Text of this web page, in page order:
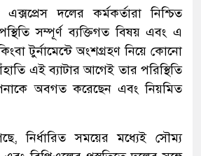
দলের কর্মকর্তারা নিশ্চিত
সম্পূর্ণ ব্যক্তিগত বিষয় এবং এ
টুর্নামেন্টে অংশগ্রহণ নিয়ে কোনো
এই ব্যাটার আগেই তার পরিস্থিতি
অবগত করেছেন এবং নিয়মিত
নির্ধারিত সময়ের মধ্যেই সৌম্য